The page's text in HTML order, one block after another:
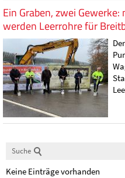
Ein Graben, zwei
werden Leerrohre für
Suche
Keine Einträge vorhanden